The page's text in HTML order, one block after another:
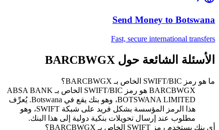
Send Money to Botswana
Fast, secure international transfers
الأسئلة الشائعة حول BARCBWGX
ما هو رمز SWIFT/BIC الخاص بـ BARCBWGX؟
BARCBWGX هو رمز SWIFT/BIC الخاص بـ ABSA BANK
BOTSWANA LIMITED، وهو بنك يقع في Botswana. يُعرِّف
هذا الرمز المؤسسة بشكل فريد على شبكة SWIFT، وهو
مطلوب عند إرسال تحويلات بنكية دولية إلى هذا البنك.
أي بنك يستخدم رمز SWIFT الخاص بـ BARCBWGX؟